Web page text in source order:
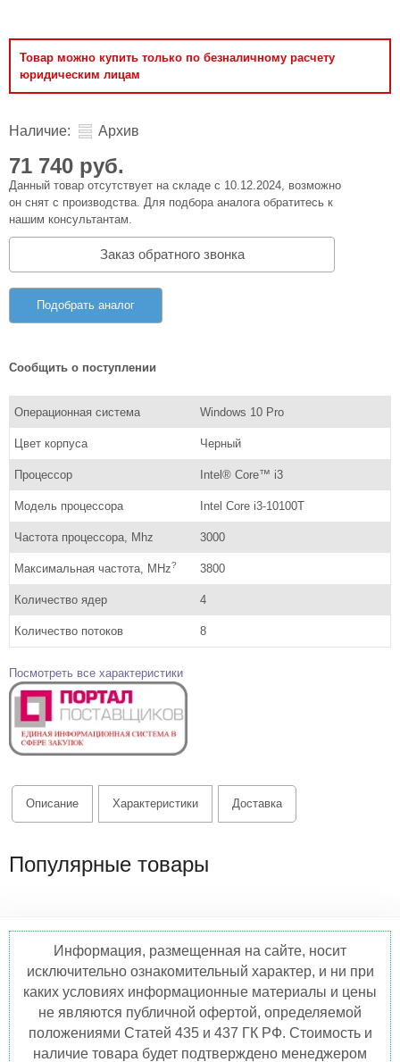
Товар можно купить только по безналичному расчету
юридическим лицам
Наличие: Архив
71 740 руб.
Данный товар отсутствует на складе с 10.12.2024, возможно
он снят с производства. Для подбора аналога обратитесь к
нашим консультантам.
Заказ обратного звонка
Подобрать аналог
Сообщить о поступлении
Операционная система Windows 10 Pro
Цвет корпуса Черный
Процессор Intel® Core™ i3
Модель процессора Intel Core i3-10100T
Частота процессора, Mhz 3000
Максимальная частота, MHz? 3800
Количество ядер 4
Количество потоков 8
Посмотреть все характеристики
Описание Характеристики Доставка
Популярные товары
Информация, размещенная на сайте, носит
исключительно ознакомительный характер, и ни при
каких условиях информационные материалы и цены
не являются публичной офертой, определяемой
положениями Статей 435 и 437 ГК РФ. Стоимость и
наличие товара будет подтверждено менеджером